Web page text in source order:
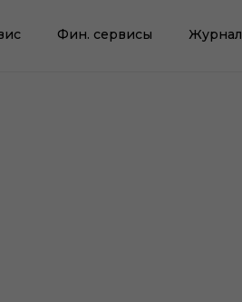
Фин. сервисы Журнал